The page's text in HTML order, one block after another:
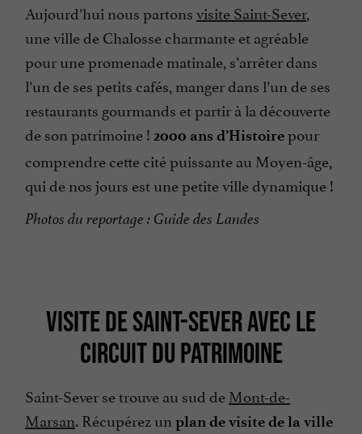
Aujourd’hui nous partonsvisite Saint-Sever,
une ville de Chalosse charmante et agréable
pour une promenade matinale, s’arrêter dans
l’un de ses petits cafés, manger dans l’un de ses
restaurants gourmands et partir à la découverte
de son patrimoine ! 2000 ans d’Histoirepour
comprendre cette cité puissante au Moyen-âge,
qui de nos jours est une petite ville dynamique !
Photos du reportage : Guide des Landes
VISITE DE SAINT-SEVER AVEC LE
CIRCUIT DU PATRIMOINE
Saint-Sever se trouve au sud deMont-de-
Marsan. Récupérez un plan de visite de la ville